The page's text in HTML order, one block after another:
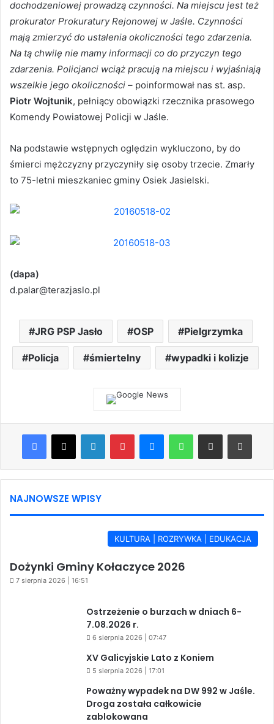
dochodzeniowej prowadzą czynności. Na miejscu jest też
prokurator Prokuratury Rejonowej w Jaśle. Czynności
mają zmierzyć do ustalenia okoliczności tego zdarzenia.
Na tą chwilę nie mamy informacji co do przyczyn tego
zdarzenia. Policjanci wciąż pracują na miejscu i wyjaśniają
wszelkie jego okoliczności – poinformował nas st. asp.
Piotr Wojtunik, pełniący obowiązki rzecznika prasowego
Komendy Powiatowej Policji w Jaśle.
Na podstawie wstępnych oględzin wykluczono, by do
śmierci mężczyzny przyczyniły się osoby trzecie. Zmarły
to 75-letni mieszkaniec gminy Osiek Jasielski.
(dapa)
d.palar@terazjaslo.pl
JRG PSP Jasło OSP Pielgrzymka
Policja śmiertelny wypadki i kolizje
Facebook
X LinkedInPinterestMessengerWhatsAppShare via Email Print
NAJNOWSZE WPISY
KULTURA | ROZRYWKA | EDUKACJA
Dożynki Gminy Kołaczyce 2026
7 sierpnia 2026 | 16:51
Ostrzeżenie o burzach w dniach 6-
7.08.2026 r.
6 sierpnia 2026 | 07:47
XV Galicyjskie Lato z Koniem
5 sierpnia 2026 | 17:01
Poważny wypadek na DW 992 w Jaśle.
Droga została całkowicie
zablokowana